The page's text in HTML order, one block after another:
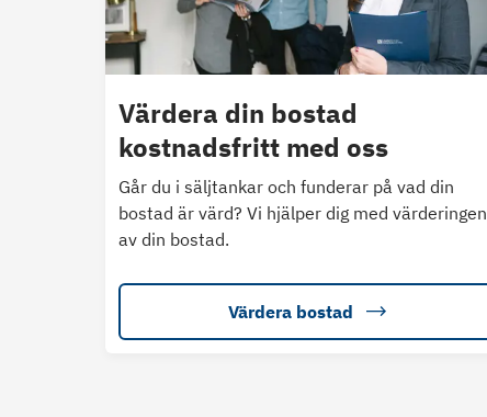
Värdera din bostad
kostnadsfritt med oss
Går du i säljtankar och funderar på vad din
bostad är värd? Vi hjälper dig med värderingen
av din bostad.
Värdera bostad